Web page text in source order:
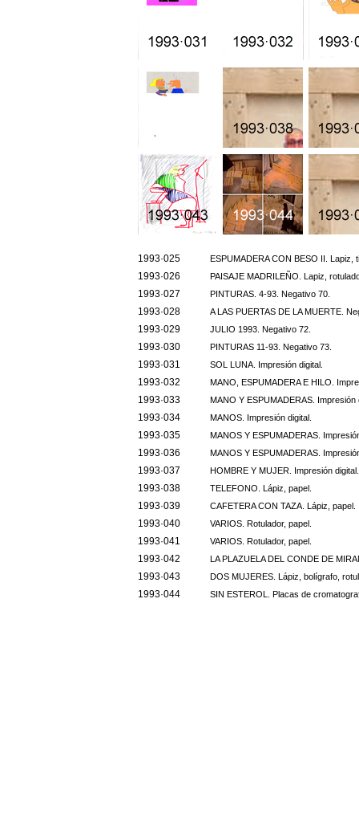
1993·025 ESPUMADERA CON BESO II. Lapiz,
1993·026 PAISAJE MADRILEÑO. Lapiz,
1993·027 PINTURAS. 4-93. Negativo 70.
1993·028 A LAS PUERTAS DE LA MUERTE.
1993·029 JULIO 1993. Negativo 72.
1993·030 PINTURAS 11-93. Negativo 73.
1993·031 SOL LUNA. Impresión digital.
1993·032 MANO, ESPUMADERA E HILO.
1993·033 MANO Y ESPUMADERAS. Impresión
1993·034 MANOS. Impresión digital.
1993·035 MANOS Y ESPUMADERAS.
1993·036 MANOS Y ESPUMADERAS.
1993·037 HOMBRE Y MUJER. Impresión digital.
1993·038 TELEFONO. Lápiz, papel.
1993·039 CAFETERA CON TAZA. Lápiz, papel.
1993·040 VARIOS. Rotulador, papel.
1993·041 VARIOS. Rotulador, papel.
1993·042 LA PLAZUELA DEL CONDE DE
1993·043 DOS MUJERES. Lápiz, bolígrafo,
1993·044 SIN ESTEROL. Placas de